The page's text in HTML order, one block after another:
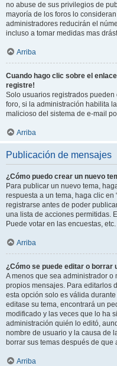
no abuse de sus privilegios de
mayoría de los foros lo
administradores reducirán el
incluso a tomar medidas mas
Arriba
Cuando hago clic sobre el
registre!
Solo usuarios registrados pueden
foro, si la administración habilita
malicioso del sistema de e-mail
Arriba
Publicación de mensajes
¿Cómo puedo crear un nuevo
Para publicar un nuevo tema,
respuesta a un tema, haga clic en
registrarse antes de poder
una lista de acciones permitidas.
Puede votar en las encuestas, etc.
Arriba
¿Cómo se puede editar o borrar
A menos que sea administrador
propios mensajes. Para editarlos
esta opción solo es válida
editase su tema, encontrará un
modificado y las veces que lo ha
administración quién lo editó,
nombre de usuario y la causa de
borrar sus temas después de
Arriba